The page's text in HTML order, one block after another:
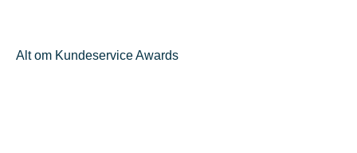
Alt om Kundeservice Awards